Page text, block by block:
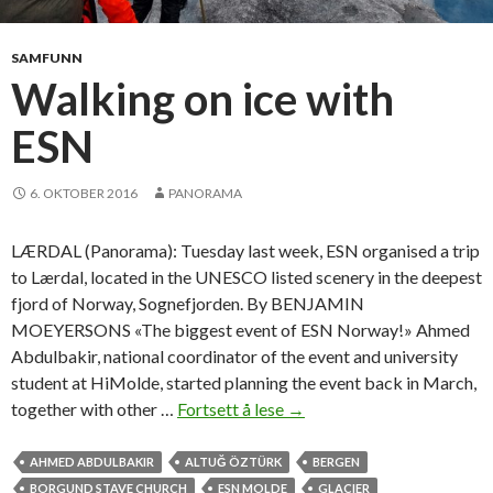
n
t
e
o
g
-
g
r
a
d
s
o
SAMFUNN
Walking on ice with
ESN
6. OKTOBER 2016 PANORAMA
LÆRDAL (Panorama): Tuesday last week, ESN organised a trip
to Lærdal, located in the UNESCO listed scenery in the deepest
fjord of Norway, Sognefjorden. By BENJAMIN
MOEYERSONS «The biggest event of ESN Norway!» Ahmed
Abdulbakir, national coordinator of the event and university
student at HiMolde, started planning the event back in March,
together with other … Fortsett å lese W
→
AHMED ABDULBAKIR ALTUĞ ÖZTÜRK
BERGEN
BORGUND STAVE CHURCH
ESN MOLDE
GLACIER